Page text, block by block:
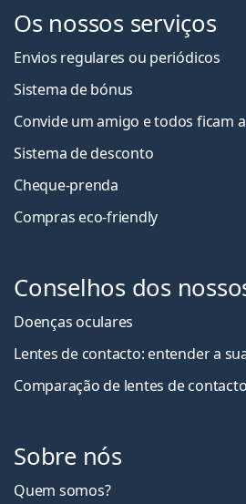
Os nossos serviços
Envios regulares ou periódicos
Sistema de bónus
Convide um amigo e todos ficam
Sistema de desconto
Cheque-prenda
Compras eco-friendly
Conselhos dos
Doenças oculares
Lentes de contacto: entender a
Comparação de lentes de contacto
Sobre nós
Quem somos?